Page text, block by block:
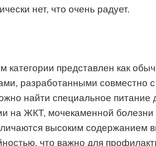
нет, что очень радует.
категории представлен как
разработанными совместно
найти специальное питание
на ЖКТ, мочекаменной болезни
высоким содержанием
что важно для